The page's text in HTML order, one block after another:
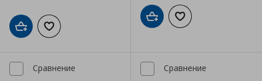
Добави в кошницата
Добави към списъка с любими
Добави в кошницата
Добави към
Сравнение Сравнение